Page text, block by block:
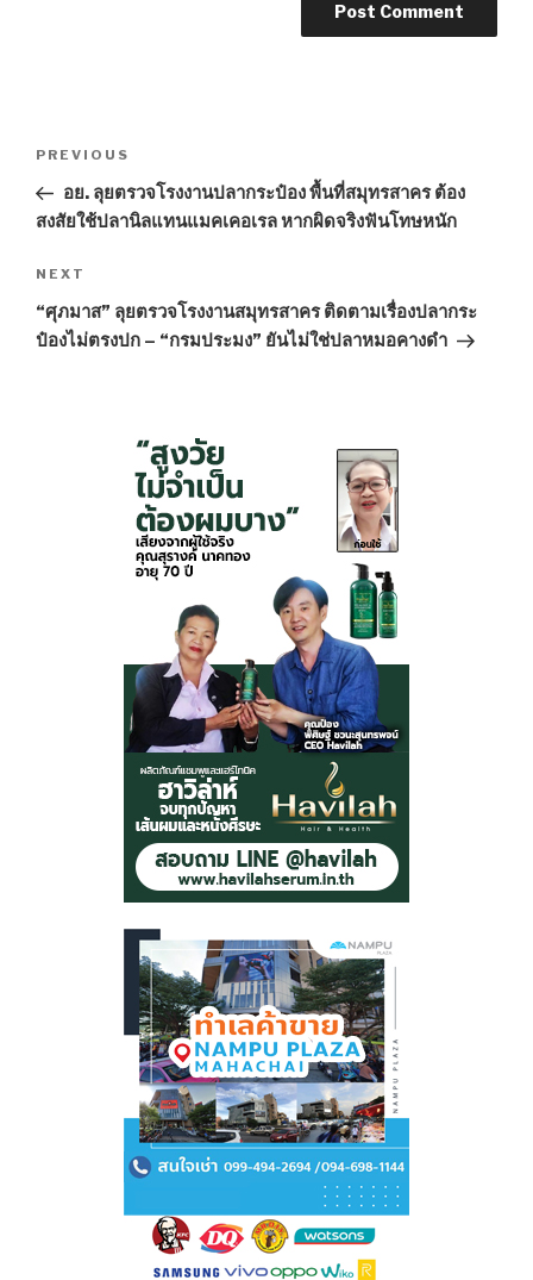
Post
Previous
Post
PREVIOUS
อย. ลุยตรวจโรงงานปลากระป๋อง พื้นที่สมุทรสาคร ต้อง
สงสัยใช้ปลานิลแทนแมคเคอเรล หากผิดจริงฟันโทษหนัก
Next
Post
NEXT
“ศุภมาส” ลุยตรวจโรงงานสมุทรสาคร ติดตามเรื่องปลากระ
ป๋องไม่ตรงปก – “กรมประมง” ยันไม่ใช่ปลาหมอคางดำ